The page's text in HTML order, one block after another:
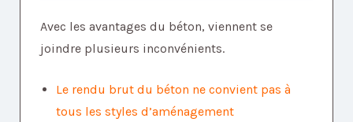
Avec les avantages du béton, viennent se
joindre plusieurs inconvénients.
Le rendu brut du béton ne convient pas à
tous les styles d’aménagement